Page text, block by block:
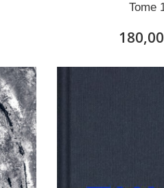
Tome